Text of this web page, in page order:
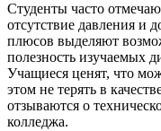
Студенты часто
отсутствие давления и
плюсов выделяют
полезность изучаемых
Учащиеся ценят, что
этом не терять в
отзываются о
колледжа.